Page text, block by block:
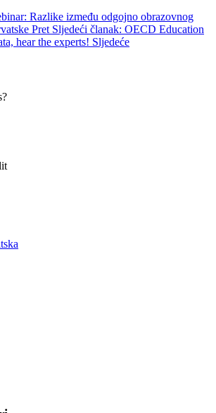
Razlike između odgojno obrazovnog
Pret Sljedeći članak: OECD Education
hear the experts! Sljedeće